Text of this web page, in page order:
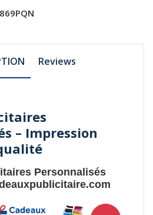
Reviews
– Impression
Personnalisés